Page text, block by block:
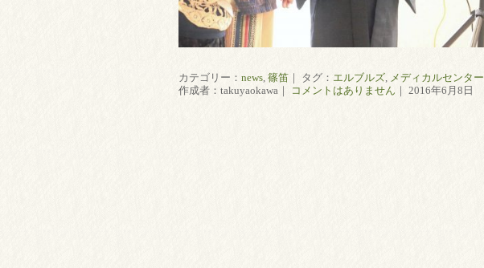
カテゴリー： news, 篠笛 ｜ タグ： エルブルズ, メディカルセンター
作成者：takuyaokawa｜
コメントはありません ｜ 2016年6月8日